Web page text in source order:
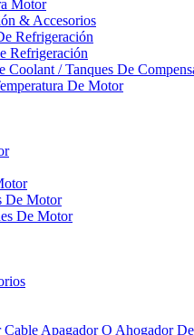
Motor
& Accesorios
Refrigeración
Refrigeración
Coolant / Tanques De
De Motor
De Motor
De Motor
Apagador O Ahogador